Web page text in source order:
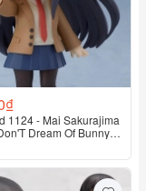
1124 - Mai Sakurajima
Dream Of Bunny